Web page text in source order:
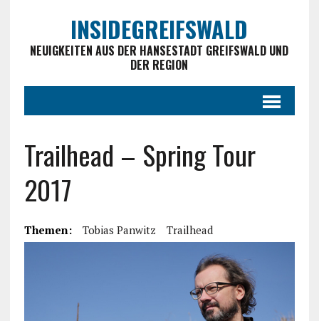
INSIDEGREIFSWALD
NEUIGKEITEN AUS DER HANSESTADT GREIFSWALD UND
DER REGION
Trailhead – Spring Tour
2017
Themen: Tobias Panwitz Trailhead